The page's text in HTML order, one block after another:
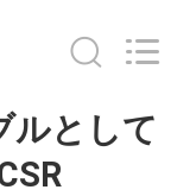
ルとして